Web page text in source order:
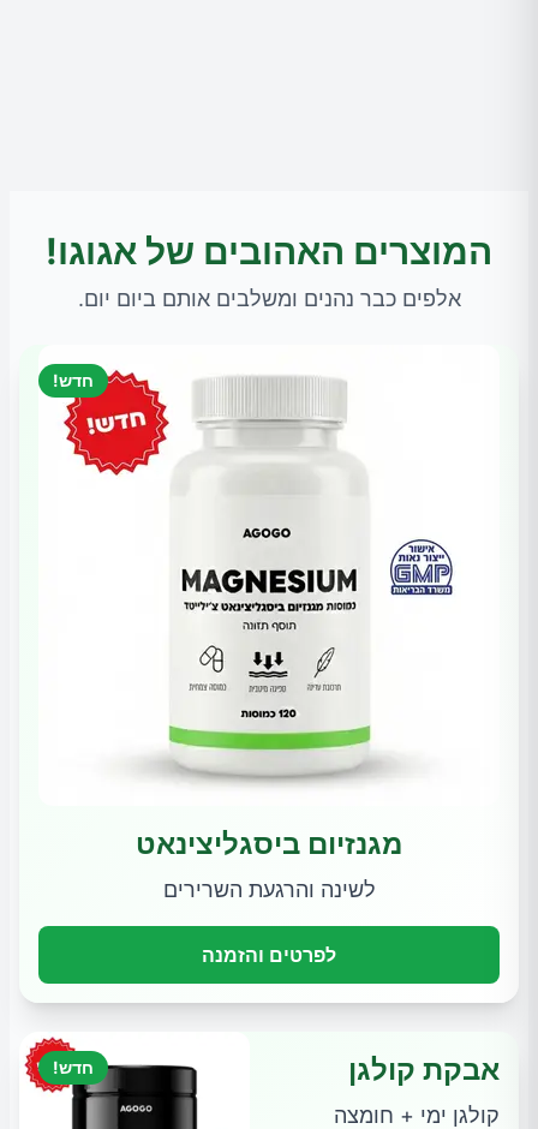
המוצרים האהובים של אגוגו!
אלפים כבר נהנים ומשלבים אותם ביום יום.
חדש!
מגנזיום ביסגליצינאט
לשינה והרגעת השרירים
לפרטים והזמנה
חדש! אבקת קולגן
קולגן ימי + חומצה